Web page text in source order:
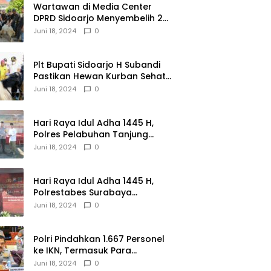
Wartawan di Media Center
DPRD Sidoarjo Menyembelih 2
Ekor Kambing
Juni 18, 2024 0
Plt Bupati Sidoarjo H Subandi
Pastikan Hewan Kurban Sehat
dan Aman
Juni 18, 2024 0
Hari Raya Idul Adha 1445 H,
Polres Pelabuhan Tanjung
Perak Salurkan 49 Hewan
Juni 18, 2024 0
Hari Raya Idul Adha 1445 H,
Polrestabes Surabaya
Menerima dan Menyalurkan
Juni 18, 2024 0
Polri Pindahkan 1.667 Personel
ke IKN, Termasuk Para
Jenderal.
Juni 18, 2024 0